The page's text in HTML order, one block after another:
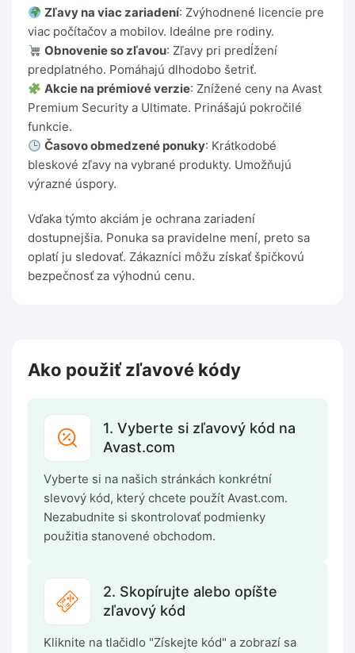
Zľavy na viac zariadení: Zvýhodnené licencie pre
viac počítačov a mobilov. Ideálne pre rodiny.
Obnovenie so zľavou: Zľavy pri predĺžení
predplatného. Pomáhajú dlhodobo šetriť.
Akcie na prémiové verzie: Znížené ceny na Avast
Premium Security a Ultimate. Prinášajú pokročilé
funkcie.
Časovo obmedzené ponuky: Krátkodobé
bleskové zľavy na vybrané produkty. Umožňujú
výrazné úspory.
Vďaka týmto akciám je ochrana zariadení
dostupnejšia. Ponuka sa pravidelne mení, preto sa
oplatí ju sledovať. Zákazníci môžu získať špičkovú
bezpečnosť za výhodnú cenu.
Ako použiť zľavové kódy
1. Vyberte si zľavový kód na
Avast.com
Vyberte si na našich stránkách konkrétní
slevový kód, který chcete použít Avast.com.
Nezabudnite si skontrolovať podmienky
použitia stanovené obchodom.
2. Skopírujte alebo opíšte
zľavový kód
Kliknite na tlačidlo "Získejte kód" a zobrazí sa